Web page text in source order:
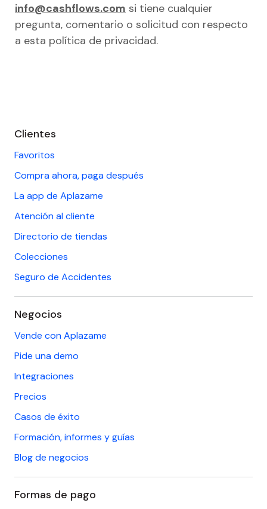
info@cashflows.com si tiene cualquier
pregunta, comentario o solicitud con respecto
a esta política de privacidad.
footer
Clientes
Favoritos
Compra ahora, paga después
La app de Aplazame
Atención al cliente
Directorio de tiendas
Colecciones
Seguro de Accidentes
Negocios
Vende con Aplazame
Pide una demo
Integraciones
Precios
Casos de éxito
Formación, informes y guías
Blog de negocios
Formas de pago